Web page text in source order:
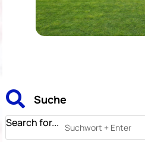
 Suche
Search for...